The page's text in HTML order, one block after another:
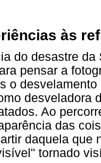
às
do desastre
pensar a
o
desveladora
Ao
das
daquela que
tornado